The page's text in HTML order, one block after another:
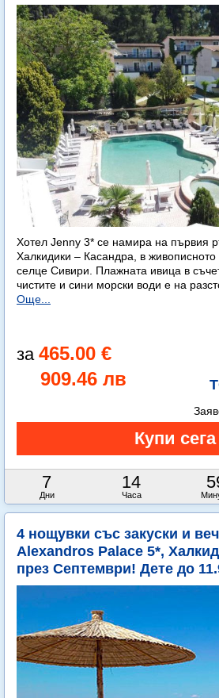
Хотел Jenny 3* се намира на първия
Халкидики – Касандра, в живописното
селце Сивири. Плажната ивица в
чистите и сини морски води е на
Още...
465.00 €
909.46 лв
7
Дни
14
Часа
4 нощувки със закуски и
Alexandros Palace 5*,
през Септември! Дете до